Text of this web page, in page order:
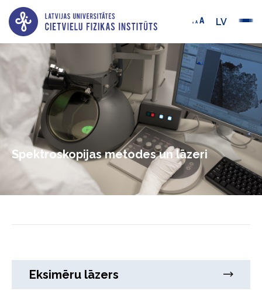
LV
Spektroskopijas metodes un lāzeri
Eksimēru lāzers